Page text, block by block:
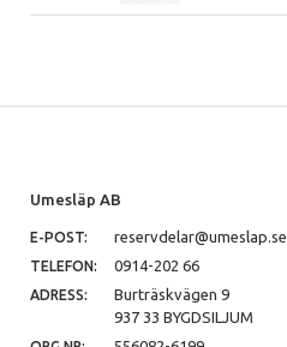
Umesläp AB
E-POST: reservdelar@umeslap.se
TELEFON: 0914-202 66
ADRESS:
Burträskvägen 9
937 33 BYGDSILJUM